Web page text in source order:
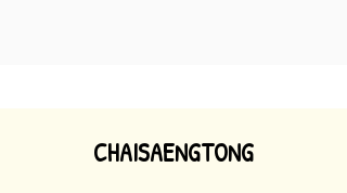
CHAISAENGTONG